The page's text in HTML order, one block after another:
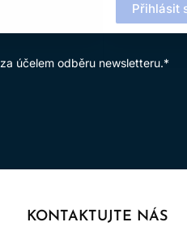
Přihlásit
za účelem odběru newsletteru.*
KONTAKTUJTE NÁS